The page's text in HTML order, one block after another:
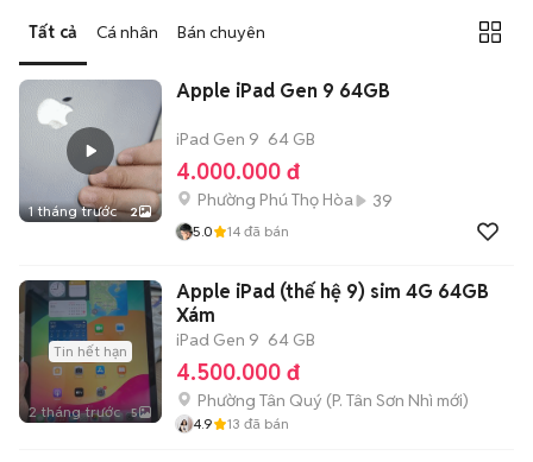
Tất cả Cá nhân Bán chuyên
1 tháng trước 2
Apple iPad Gen 9 64GB
iPad Gen 9 64 GB
4.000.000 đ
Phường Phú Thọ Hòa 39
5.0 14 đã bán
Tin hết hạn
2 tháng trước 5
Apple iPad (thế hệ 9) sim 4G 64GB
Xám
iPad Gen 9 64 GB
4.500.000 đ
Phường Tân Quý (P. Tân Sơn Nhì mới)
4.9 13 đã bán